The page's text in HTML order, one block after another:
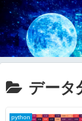
データ
python